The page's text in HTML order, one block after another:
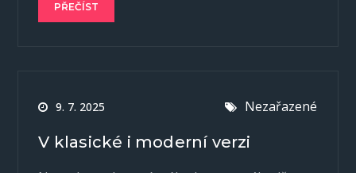
PŘEČÍST
9. 7. 2025 Nezařazené
V klasické i moderní verzi